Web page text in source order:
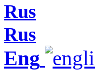
Rus
Rus
Eng